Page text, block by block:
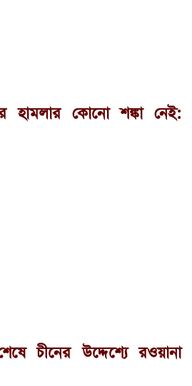
হামলার কোনো শঙ্কা নেই:
চীনের উদ্দেশ্যে রওয়ানা